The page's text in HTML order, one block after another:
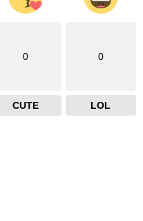
0
CUTE
0
LOL